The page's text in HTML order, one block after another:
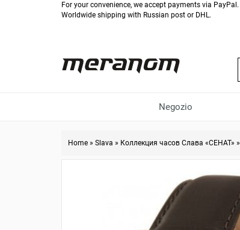
For your convenience, we accept payments via PayPal.
Worldwide shipping with Russian post or DHL.
Negozio
Home » Slava » Коллекция часов Слава «СЕНАТ» »